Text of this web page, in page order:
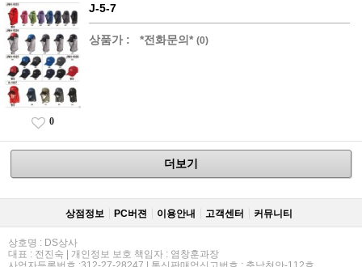
J-5-7
상품가 : *전화문의* (0)
0
더보기
상점정보 PC버젼 이용안내 고객센터 커뮤니티
상호명 : DS상사
대표 : 전진숙 | 개인정보 보호 책임자 : 염창훈과장